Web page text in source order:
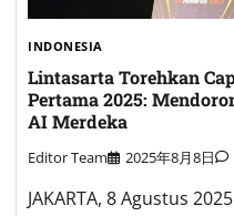
INDONESIA
Lintasarta Torehkan
Pertama 2025:
AI Merdeka
Editor Team 2025年8月8日
JAKARTA, 8 Agustus